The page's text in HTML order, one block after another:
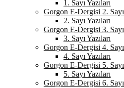
1. Sayı Yazıları
Gorgon E-Dergisi 2. Sayı
2. Sayı Yazıları
Gorgon E-Dergisi 3. Sayı
3. Sayı Yazıları
Gorgon E-Dergisi 4. Sayı
4. Sayı Yazıları
Gorgon E-Dergisi 5. Sayı
5. Sayı Yazıları
Gorgon E-Dergisi 6. Sayı